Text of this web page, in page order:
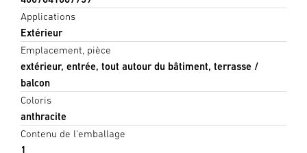
Applications
Extérieur
Emplacement, pièce
extérieur, entrée, tout autour du bâtiment, terrasse /
balcon
Coloris
anthracite
Contenu de l'emballage
1